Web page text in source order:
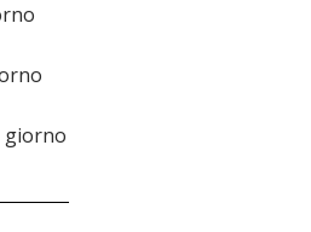
giorno